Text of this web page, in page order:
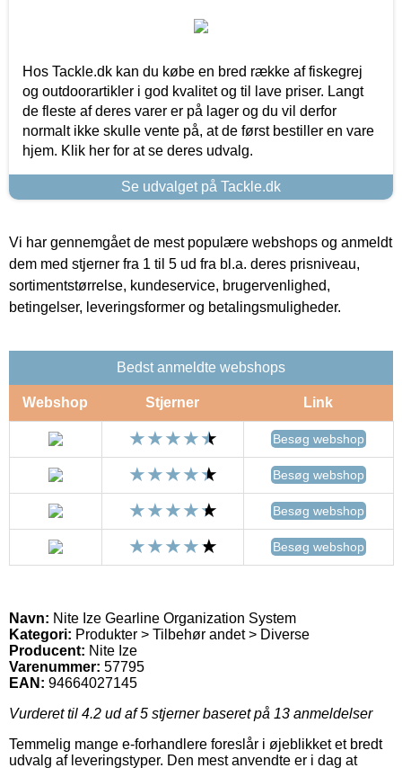
Hos Tackle.dk kan du købe en bred række af fiskegrej
og outdoorartikler i god kvalitet og til lave priser. Langt
de fleste af deres varer er på lager og du vil derfor
normalt ikke skulle vente på, at de først bestiller en vare
hjem. Klik her for at se deres udvalg.
Se udvalget på Tackle.dk
Vi har gennemgået de mest populære webshops og anmeldt
dem med stjerner fra 1 til 5 ud fra bl.a. deres prisniveau,
sortimentstørrelse, kundeservice, brugervenlighed,
betingelser, leveringsformer og betalingsmuligheder.
Bedst anmeldte webshops
Webshop Stjerner Link
Besøg webshop
Besøg webshop
Besøg webshop
Besøg webshop
Navn: Nite Ize Gearline Organization System
Kategori: Produkter > Tilbehør andet > Diverse
Producent: Nite Ize
Varenummer: 57795
EAN: 94664027145
Vurderet til 4.2 ud af 5 stjerner baseret på 13 anmeldelser
Temmelig mange e-forhandlere foreslår i øjeblikket et bredt
udvalg af leveringstyper. Den mest anvendte er i dag at